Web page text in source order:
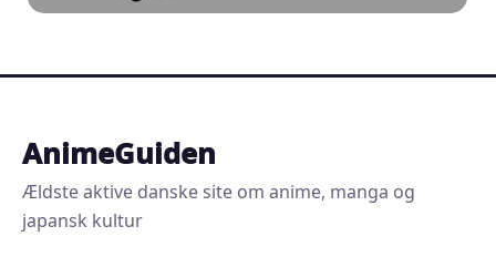
AnimeGuiden
Ældste aktive danske site om anime, manga og
japansk kultur